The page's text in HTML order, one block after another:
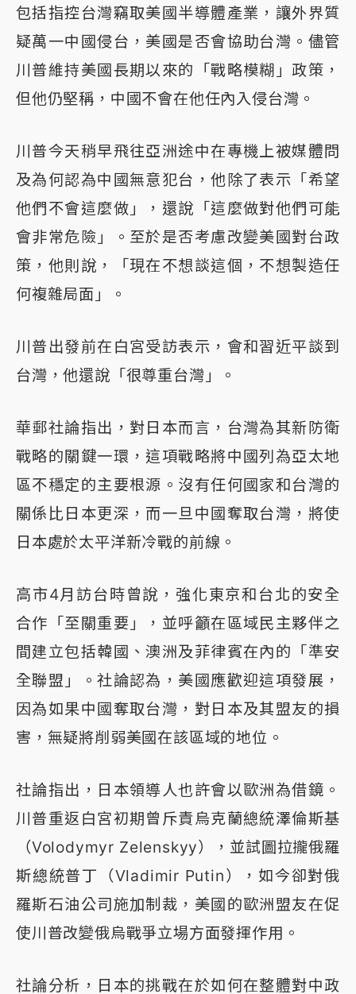
包括指控台灣竊取美國半導體產業，讓外界質
疑萬一中國侵台，美國是否會協助台灣。儘管
川普維持美國長期以來的「戰略模糊」政策，
但他仍堅稱，中國不會在他任內入侵台灣。
川普今天稍早飛往亞洲途中在專機上被媒體問
及為何認為中國無意犯台，他除了表示「希望
他們不會這麼做」，還說「這麼做對他們可能
會非常危險」。至於是否考慮改變美國對台政
策，他則說，「現在不想談這個，不想製造任
何複雜局面」。
川普出發前在白宮受訪表示，會和習近平談到
台灣，他還說「很尊重台灣」。
華郵社論指出，對日本而言，台灣為其新防衛
戰略的關鍵一環，這項戰略將中國列為亞太地
區不穩定的主要根源。沒有任何國家和台灣的
關係比日本更深，而一旦中國奪取台灣，將使
日本處於太平洋新冷戰的前線。
高市4月訪台時曾說，強化東京和台北的安全
合作「至關重要」，並呼籲在區域民主夥伴之
間建立包括韓國、澳洲及菲律賓在內的「準安
全聯盟」。社論認為，美國應歡迎這項發展，
因為如果中國奪取台灣，對日本及其盟友的損
害，無疑將削弱美國在該區域的地位。
社論指出，日本領導人也許會以歐洲為借鏡。
川普重返白宮初期曾斥責烏克蘭總統澤倫斯基
（Volodymyr Zelenskyy），並試圖拉攏俄羅
斯總統普丁（Vladimir Putin），如今卻對俄
羅斯石油公司施加制裁，美國的歐洲盟友在促
使川普改變俄烏戰爭立場方面發揮作用。
社論分析，日本的挑戰在於如何在整體對中政